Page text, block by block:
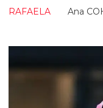
Ana
RAFAELA